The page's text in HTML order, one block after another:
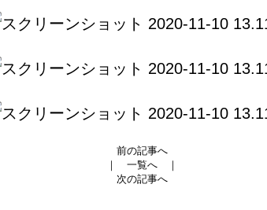
前の記事へ
｜ 一覧へ｜
次の記事へ